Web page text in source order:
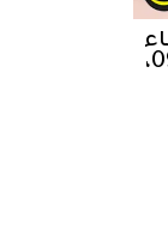
من بورجوا – فوشيا بوت 09،